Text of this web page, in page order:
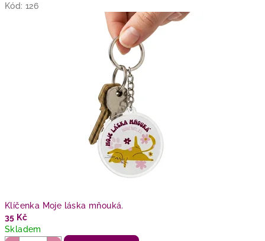
Kód: 126
Klíčenka Moje láska mňouká.
35 Kč
Skladem